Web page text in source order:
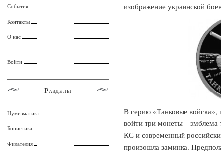
изображение украинской
В серию «Танковые войска»,
войти три монеты – эмблема
КС и современный
произошла заминка.
События
Контакты
О нас
Войти
Разделы
Нумизматика
Бонистика
Филателия